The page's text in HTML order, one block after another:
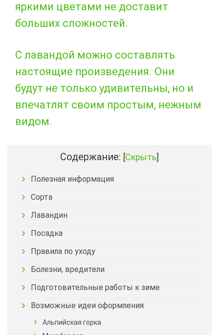
яркими цветами не доставит
больших сложностей.
С лавандой можно составлять
настоящие произведения. Они
будут не только удивительны, но и
впечатлят своим простым, нежным
видом.
Содержание: [Скрыть]
Полезная информация
Сорта
Лавандин
Посадка
Правила по уходу
Болезни, вредители
Подготовительные работы к зиме
Возможные идеи оформления
Альпийская горка